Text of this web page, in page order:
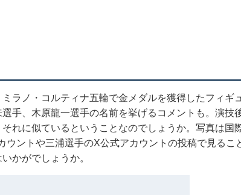
ラノ・コルティナ五輪で金メダルを獲得したフィギ
手、木原龍一選手の名前を挙げるコメントも。演技
れに似ているということなのでしょうか。写真は国
ウントや三浦選手のX公式アカウントの投稿で見るこ
かがでしょうか。